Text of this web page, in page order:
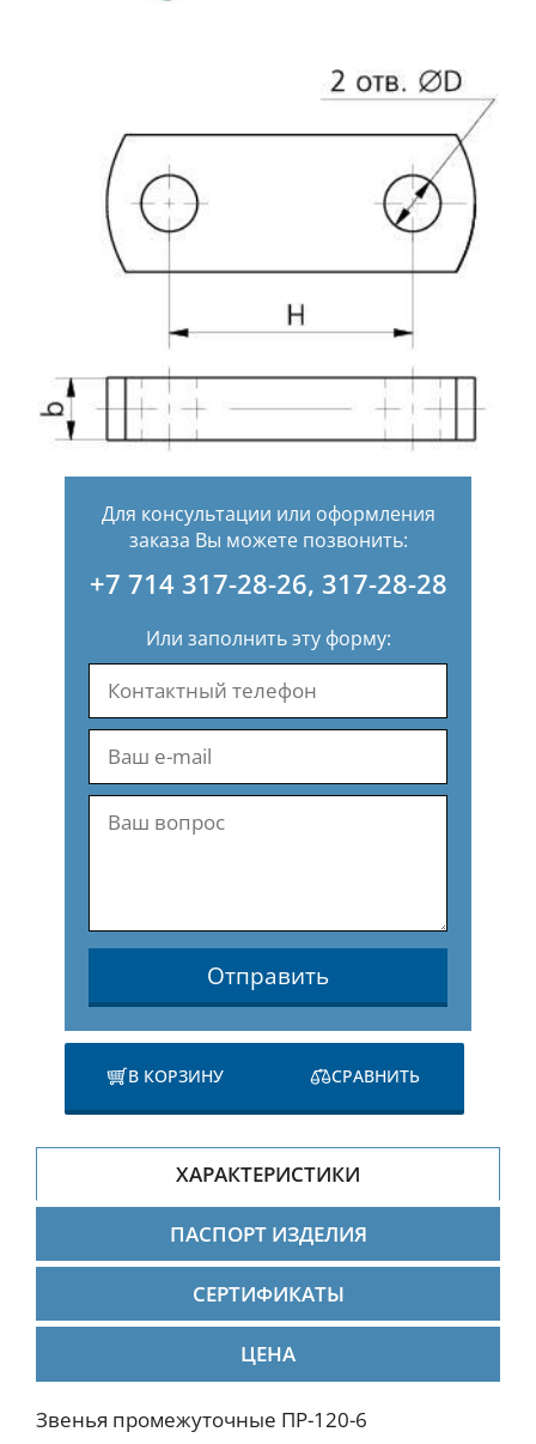
Для консультации или оформления
заказа Вы можете позвонить:
+7 714 317-28-26, 317-28-28
Или заполнить эту форму:
Отправить
В КОРЗИНУ СРАВНИТЬ
ХАРАКТЕРИСТИКИ
ПАСПОРТ ИЗДЕЛИЯ
СЕРТИФИКАТЫ
ЦЕНА
Звенья промежуточные ПР-120-6